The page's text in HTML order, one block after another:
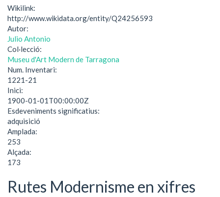
Wikilink:
http://www.wikidata.org/entity/Q24256593
Autor:
Julio Antonio
Col·lecció:
Museu d'Art Modern de Tarragona
Num. Inventari:
1221-21
Inici:
1900-01-01T00:00:00Z
Esdeveniments significatius:
adquisició
Amplada:
253
Alçada:
173
Rutes Modernisme en xifres